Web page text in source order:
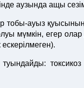
аузында ащы
тобы-ауыз
мүмкін, егер
токсикоз